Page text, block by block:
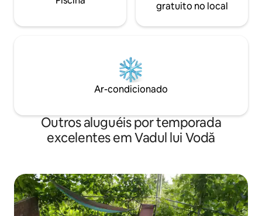
gratuito no local
Ar-condicionado
Outros aluguéis por temporada
excelentes em Vadul lui Vodă